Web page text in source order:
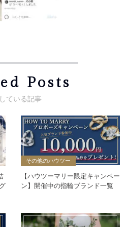
Posts
その他のハウツー
【ハウツーマリー限定キャンペー
ン】開催中の指輪ブランド一覧